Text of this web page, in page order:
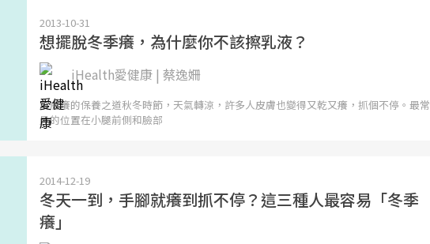
2013-10-31
想擺脫冬季癢，為什麼你不該擦乳液？
iHealth愛健康 | 蔡逸姍
皮膚癢的保養之道秋冬時節，天氣轉涼，許多人皮膚也變得又乾又癢，抓個不停。最常
見的位置在小腿前側和臉部
2014-12-19
冬天一到，手腳就癢到抓不停？這三種人最容易「冬季
癢」